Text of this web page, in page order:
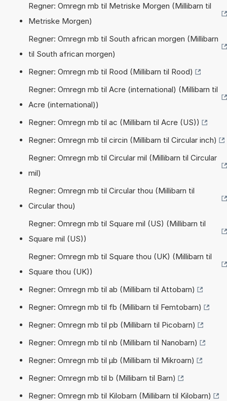
Regner: Omregn mb til Metriske Morgen (Millibarn til
Metriske Morgen)
Regner: Omregn mb til South african morgen (Millibarn
til South african morgen)
Regner: Omregn mb til Rood (Millibarn til Rood)
Regner: Omregn mb til Acre (international) (Millibarn til
Acre (international))
Regner: Omregn mb til ac (Millibarn til Acre (US))
Regner: Omregn mb til circin (Millibarn til Circular inch)
Regner: Omregn mb til Circular mil (Millibarn til Circular
mil)
Regner: Omregn mb til Circular thou (Millibarn til
Circular thou)
Regner: Omregn mb til Square mil (US) (Millibarn til
Square mil (US))
Regner: Omregn mb til Square thou (UK) (Millibarn til
Square thou (UK))
Regner: Omregn mb til ab (Millibarn til Attobarn)
Regner: Omregn mb til fb (Millibarn til Femtobarn)
Regner: Omregn mb til pb (Millibarn til Picobarn)
Regner: Omregn mb til nb (Millibarn til Nanobarn)
Regner: Omregn mb til µb (Millibarn til Mikroarn)
Regner: Omregn mb til b (Millibarn til Barn)
Regner: Omregn mb til Kilobarn (Millibarn til Kilobarn)